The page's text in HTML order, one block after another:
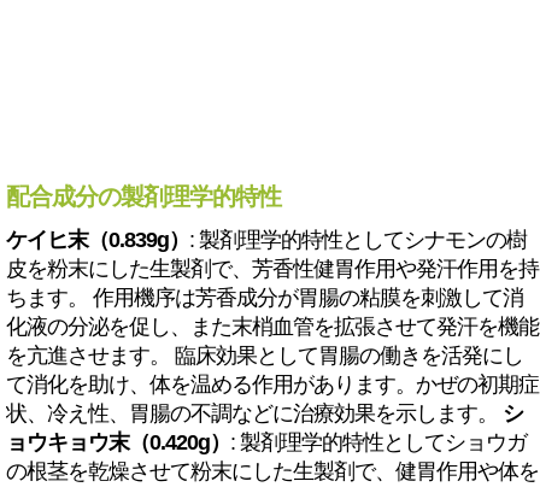
配合成分の製剤理学的特性
ケイヒ末（0.839g） : 製剤理学的特性としてシナモンの樹
皮を粉末にした生製剤で、芳香性健胃作用や発汗作用を持
ちます。 作用機序は芳香成分が胃腸の粘膜を刺激して消
化液の分泌を促し、また末梢血管を拡張させて発汗を機能
を亢進させます。 臨床効果として胃腸の働きを活発にし
て消化を助け、体を温める作用があります。かぜの初期症
状、冷え性、胃腸の不調などに治療効果を示します。 シ
ョウキョウ末（0.420g） : 製剤理学的特性としてショウガ
の根茎を乾燥させて粉末にした生製剤で、健胃作用や体を